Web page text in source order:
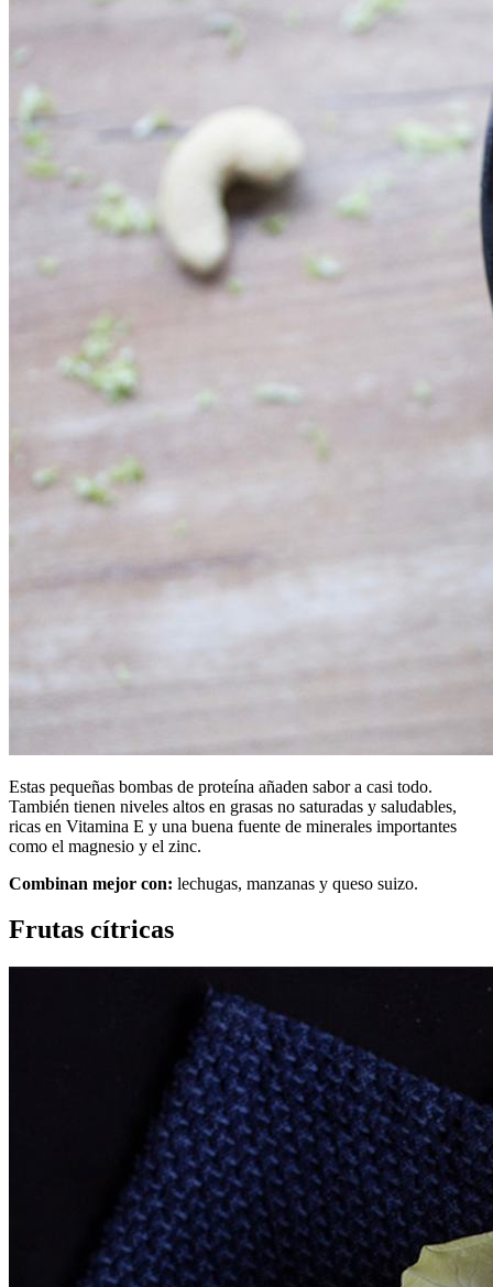
Estas pequeñas bombas de proteína añaden sabor a casi todo.
También tienen niveles altos en grasas no saturadas y saludables,
ricas en Vitamina E y una buena fuente de minerales importantes
como el magnesio y el zinc.
Combinan mejor con: lechugas, manzanas y queso suizo.
Frutas cítricas